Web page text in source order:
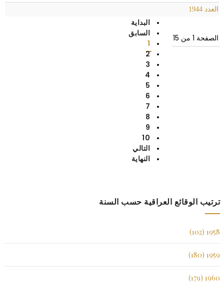
العدد 1944
الصفحة 1 من 15
البداية
السابق
1
2
3
4
5
6
7
8
9
10
التالي
النهاية
ترتيب الوقائع العراقية حسب السنة
1958 (102)
1959 (180)
1960 (179)